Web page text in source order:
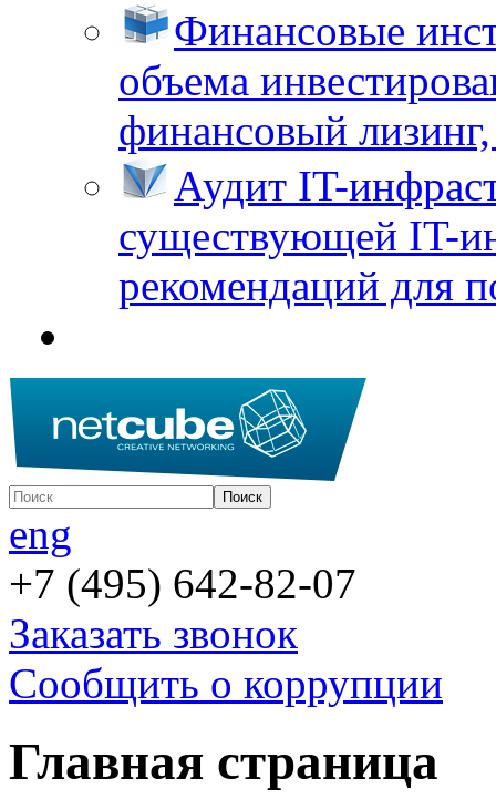
Финансовые
объема
финансовый
Аудит IT-
существующей IT-
рекомендаций для
eng
+7 (495) 642-82-07
Заказать звонок
Сообщить о коррупции
Главная страница